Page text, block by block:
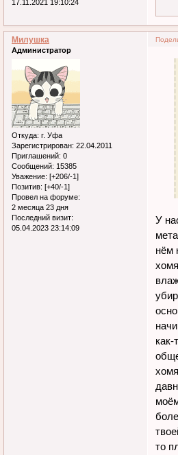
17.11.2021 19:10:24
Милушка
Администратор
Откуда: г. Уфа
Зарегистрирован: 22.04.2011
Приглашений: 0
Сообщений: 15385
Уважение: [+206/-1]
Позитив: [+40/-1]
Провел на форуме:
2 месяца 23 дня
Последний визит:
05.04.2023 23:14:09
У
нём
то